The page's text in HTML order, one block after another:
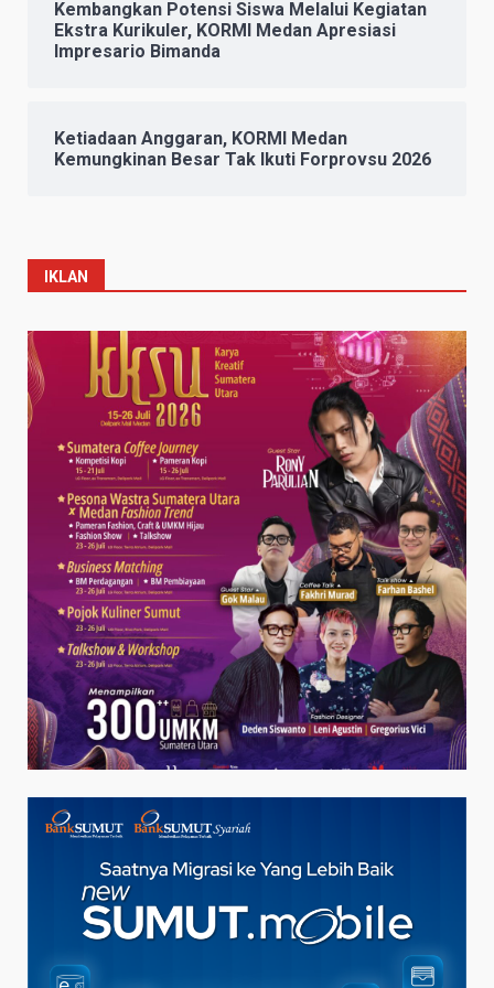
Kembangkan Potensi Siswa Melalui Kegiatan
Ekstra Kurikuler, KORMI Medan Apresiasi
Impresario Bimanda
Ketiadaan Anggaran, KORMI Medan
Kemungkinan Besar Tak Ikuti Forprovsu 2026
IKLAN